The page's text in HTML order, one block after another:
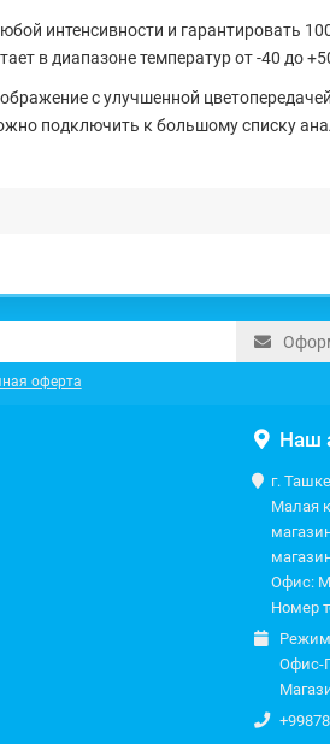
интенсивности и гарантировать
в диапазоне температур от -40 до
с улучшенной
подключить к большому списку
оферта
Наш
г.
Малая
Офис:
Номер
Офис-